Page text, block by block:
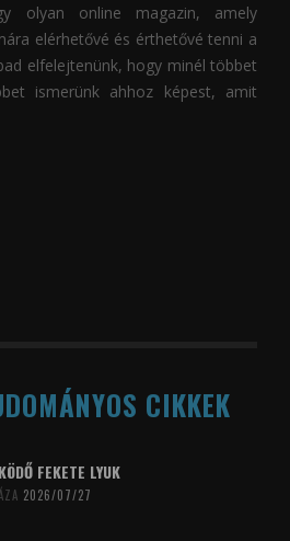
olyan online magazin, amely
elérhetővé és érthetővé tenni a
elfelejtenünk, hogy minél többet
ismerünk ahhoz képest, amit
CIKKEK
FEKETE LYUK
2026/07/27